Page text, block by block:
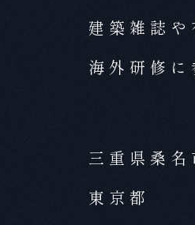
建築雑誌
海外研修
三重県桑名
東京都